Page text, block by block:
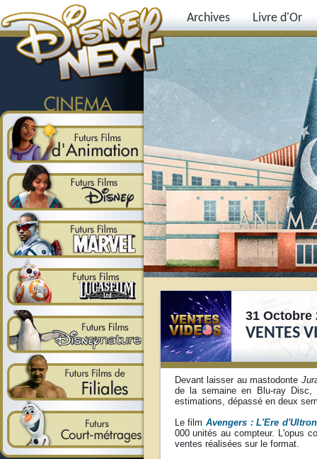
Archives Livre d'Or
31 Octobre
VENTES
Devant laisser au mastodonte
de la semaine en Blu-ray
estimations, dépassé en deux
Le film Avengers : L'Ere d'Ultron
000 unités au compteur. L'opus
ventes réalisées sur le format.